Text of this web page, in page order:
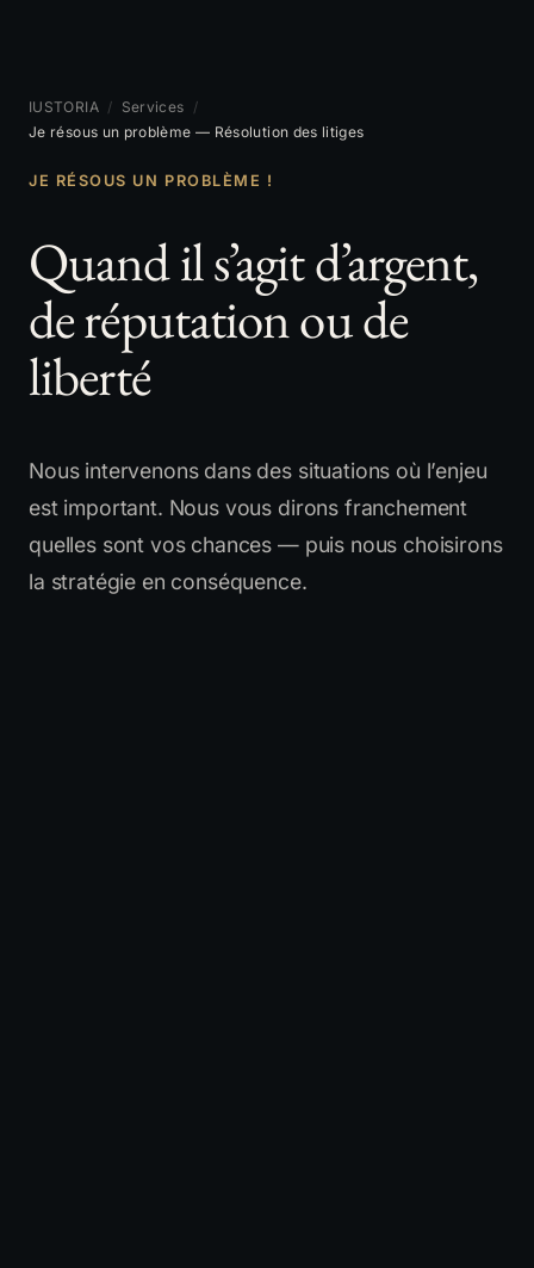
IUSTORIA / Services /
Je résous un problème — Résolution des litiges
JE RÉSOUS UN PROBLÈME !
Quand il s’agit d’argent,
de réputation ou de
liberté
Nous intervenons dans des situations où l’enjeu
est important. Nous vous dirons franchement
quelles sont vos chances — puis nous choisirons
la stratégie en conséquence.